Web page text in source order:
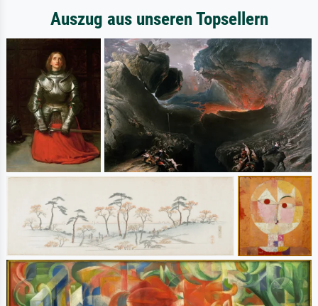
Auszug aus unseren Topsellern